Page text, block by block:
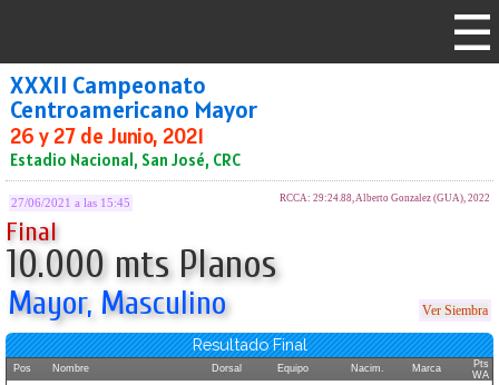
XXXII Campeonato
Centroamericano Mayor
26 y 27 de Junio, 2021
Estadio Nacional, San José, CRC
27/06/2021 a las 15:45 RCCA: 29:24.88, Alberto Gonzalez (GUA), 2022
Final
10.000 mts Planos
Mayor, Masculino Ver Siembra
Resultado Final
Pos Nombre Dorsal Equipo Nacim. Marca
Pts
WA